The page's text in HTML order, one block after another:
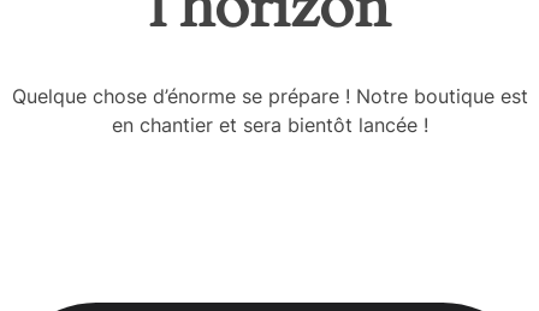
Quelque chose d’énorme se prépare ! Notre boutique est
en chantier et sera bientôt lancée !